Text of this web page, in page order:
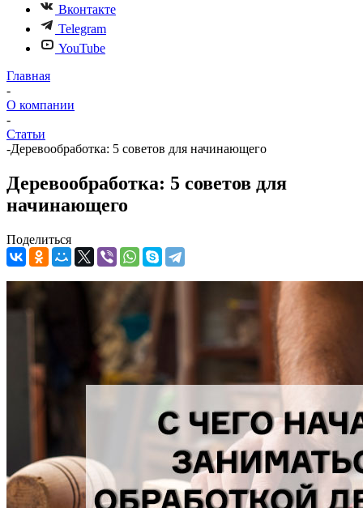
Вконтакте
Telegram
YouTube
Главная
-
О компании
-
Статьи
-Деревообработка: 5 советов для начинающего
Деревообработка: 5 советов для
начинающего
Поделиться